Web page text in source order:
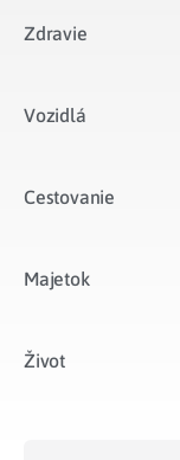
Zdravie
Vozidlá​
Cestovanie
Majetok​
Život​